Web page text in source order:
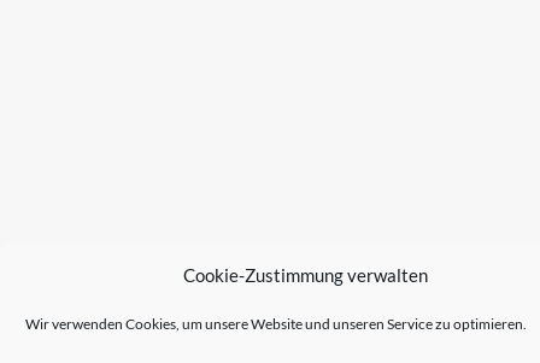
Cookie-Zustimmung verwalten
Wir verwenden Cookies, um unsere Website und unseren Service zu optimieren.